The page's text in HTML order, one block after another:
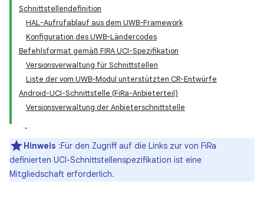
Schnittstellendefinition
HAL-Aufrufablauf aus dem UWB-Framework
Konfiguration des UWB-Ländercodes
Befehlsformat gemäß FIRA UCI-Spezifikation
Versionsverwaltung für Schnittstellen
Liste der vom UWB-Modul unterstützten CR-Entwürfe
Android-UCI-Schnittstelle (FiRa-Anbieterteil)
Versionsverwaltung der Anbieterschnittstelle
Hinweis :Für den Zugriff auf die Links zur von FiRa
definierten UCI-Schnittstellenspezifikation ist eine
Mitgliedschaft erforderlich.